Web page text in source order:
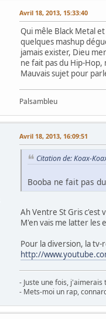
Avril 18, 2013, 15:33:40
Qui mêle Black Metal
quelques mashup
jamais exister, Dieu
ne fait pas du Hip-Hop,
Mauvais sujet pour
Palsambleu
Avril 18, 2013, 16:09:51
Citation de: Koax-
Booba ne fait pas
Ah Ventre St Gris c'est
M'en vais me latter les
Pour la diversion, la
http://
- Juste une fois,
- Mets-moi un rap,